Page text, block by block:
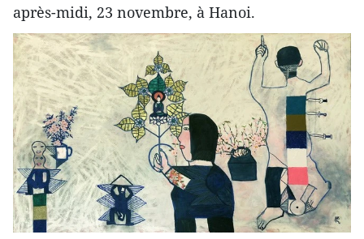
après-midi, 23 novembre, à Hanoi.